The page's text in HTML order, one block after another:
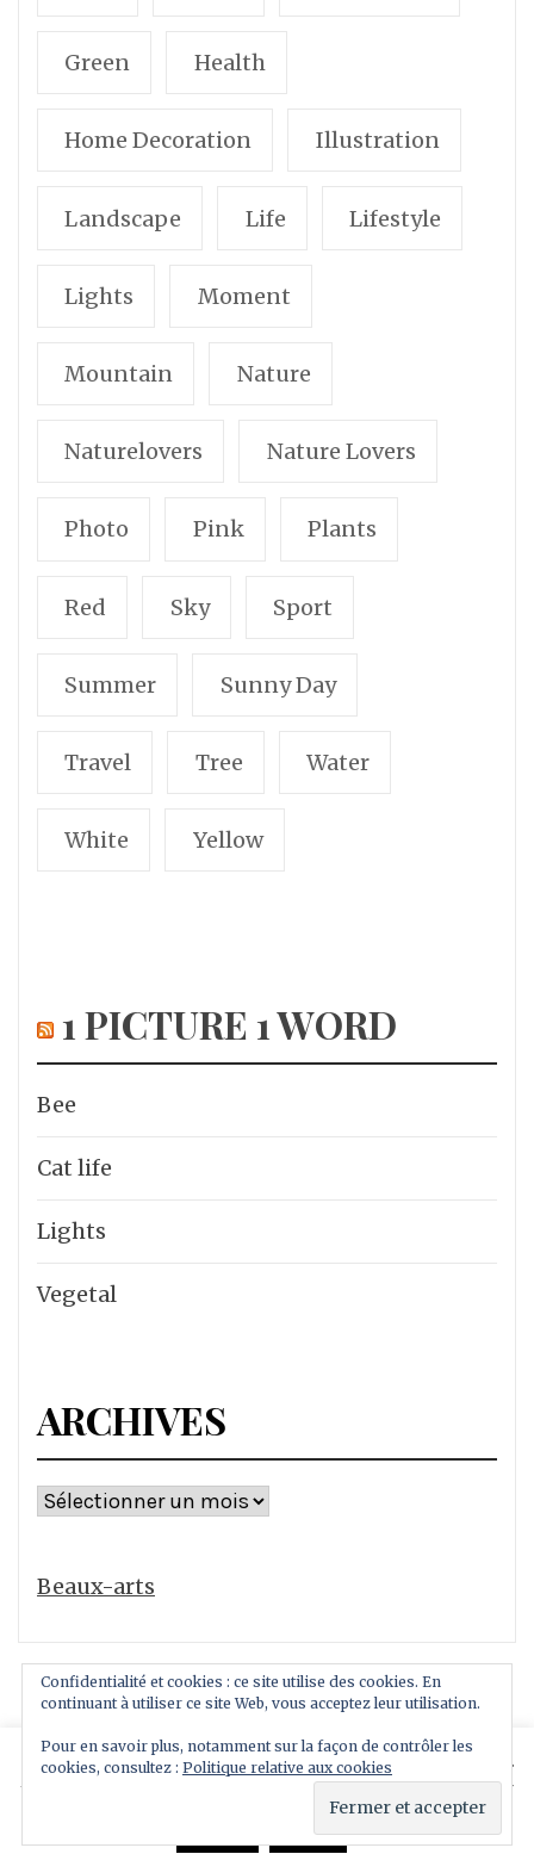
Green Health
Home Decoration Illustration
Landscape Life Lifestyle
Lights Moment
Mountain Nature
Naturelovers Nature Lovers
Photo Pink Plants
Red Sky Sport
Summer Sunny Day
Travel Tree Water
White Yellow
1 PICTURE 1 WORD
Bee
Cat life
Lights
Vegetal
ARCHIVES
Archives
Beaux-arts
Copyright All rights reserved
This website uses cookies to improve your experience.
Reject Read More
Confidentialité et cookies : ce site utilise des cookies. En
continuant à utiliser ce site Web, vous acceptez leur utilisation.
Pour en savoir plus, notamment sur la façon de contrôler les
cookies, consultez : Politique relative aux cookies